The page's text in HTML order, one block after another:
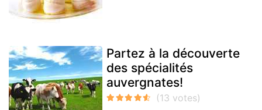
Partez à la découverte
des spécialités
auvergnates!